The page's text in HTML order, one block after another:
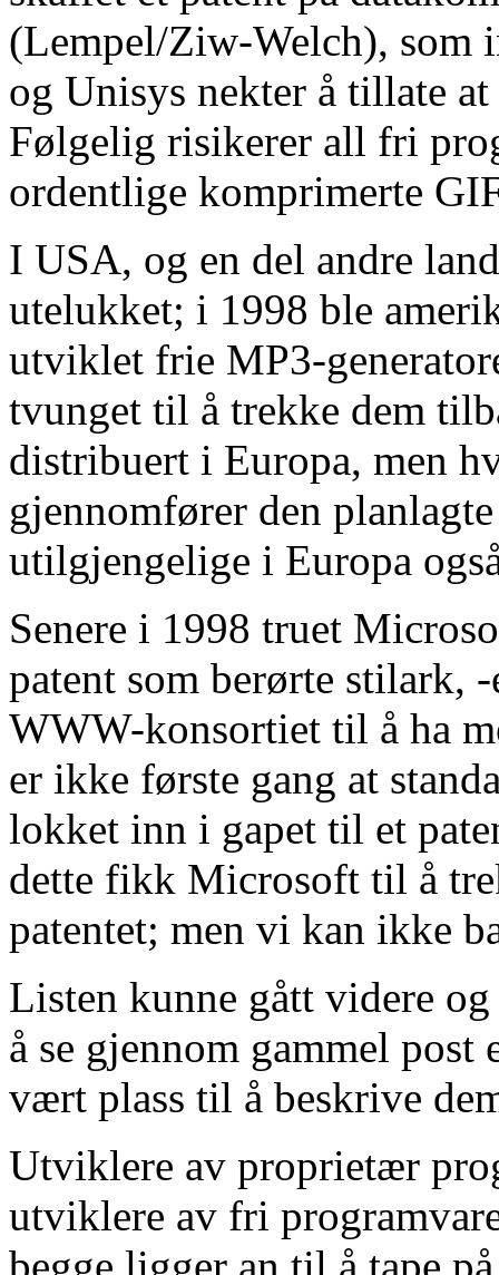
(Lempel/Ziw-Welch), som
og Unisys nekter å tillate
Følgelig risikerer all fri
ordentlige komprimerte
I USA, og en del andre
utelukket; i 1998 ble
utviklet frie MP3-
tvunget til å trekke dem
distribuert i Europa, men
gjennomfører den
utilgjengelige i Europa
Senere i 1998 truet
patent som berørte stilark,
WWW-konsortiet til å ha
er ikke første gang at
lokket inn i gapet til et
dette fikk Microsoft til å
patentet; men vi kan ikke
Listen kunne gått videre
å se gjennom gammel post
vært plass til å beskrive
Utviklere av proprietær
utviklere av fri